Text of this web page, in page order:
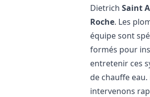
DietrichSaint
Roche. Les
équipe sont
formés pour
entretenir ces
de chauffe eau.
intervenons